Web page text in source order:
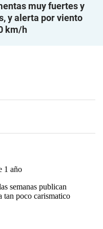
muy fuertes y
y alerta por viento
km/h